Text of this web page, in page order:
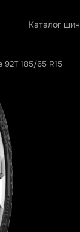
Каталог шин
92T 185/65 R15